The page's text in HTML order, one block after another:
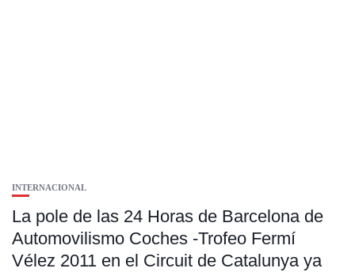
INTERNACIONAL
La pole de las 24 Horas de Barcelona de
Automovilismo Coches -Trofeo Fermí
Vélez 2011 en el Circuit de Catalunya ya